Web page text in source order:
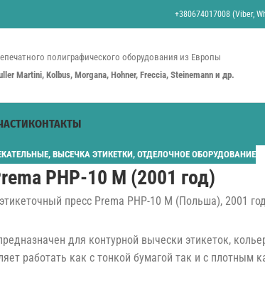
+380674017008 (Viber,
полиграфического оборудования из Европы
Martini, Kolbus, Morgana, Hohner, Freccia, Steinemann и др.
КОНТАКТЫ
, ВЫСЕЧКА ЭТИКЕТКИ, ОТДЕЛОЧНОЕ ОБОРУДОВАНИЕ
PHP-10 M (2001 год)
для контурной вычески этикеток,
работать как с тонкой бумагой так и с плотным